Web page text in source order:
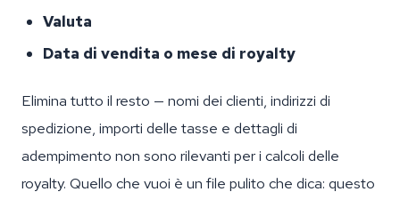
Valuta
Data di vendita o mese di royalty
Elimina tutto il resto — nomi dei clienti, indirizzi di
spedizione, importi delle tasse e dettagli di
adempimento non sono rilevanti per i calcoli delle
royalty. Quello che vuoi è un file pulito che dica: questo